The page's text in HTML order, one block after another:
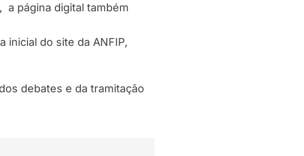
a página digital também
inicial do site da ANFIP,
debates e da tramitação